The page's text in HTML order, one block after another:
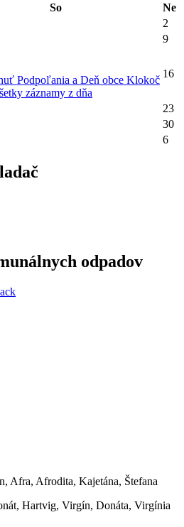
So
Ne
2
9
Podpoľania a Deň obce Klokoč
záznamy z dňa
16
23
30
6
odpadov
Afra, Afrodita, Kajetána, Štefana
Hartvig, Virgín, Donáta, Virgínia